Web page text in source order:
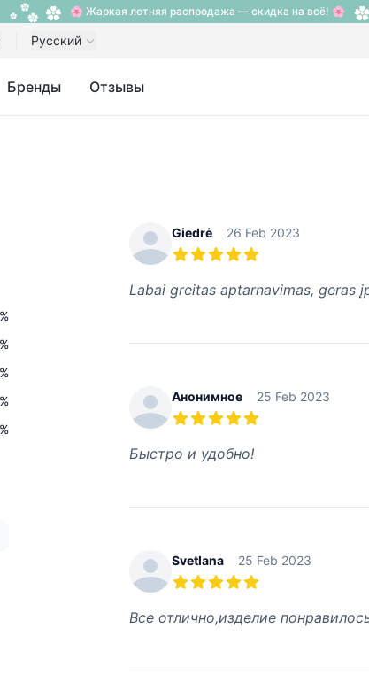
🌸 Жаркая летняя распродажа — скидка на всё! 🌸
Русский
Бренды Отзывы
Recent reviews
Giedrė 26 Feb 2023
Labai greitas aptarnavimas, geras
Анонимное 25 Feb 2023
Быстро и удобно!
Svetlana 25 Feb 2023
Все отлично,изделие